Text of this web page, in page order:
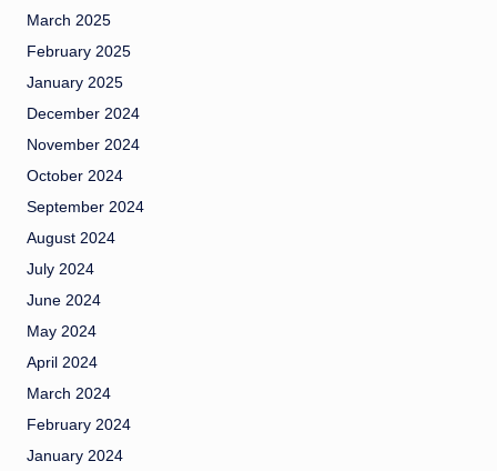
March 2025
February 2025
January 2025
December 2024
November 2024
October 2024
September 2024
August 2024
July 2024
June 2024
May 2024
April 2024
March 2024
February 2024
January 2024